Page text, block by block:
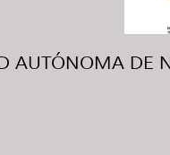
AUTÓNOMA DE